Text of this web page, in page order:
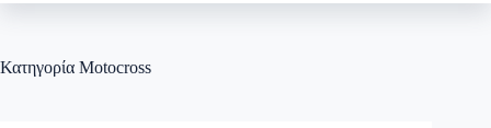
Κατηγορία Motocross